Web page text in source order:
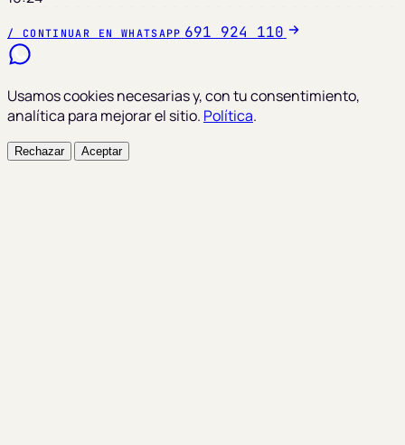
/ CONTINUAR EN WHATSAPP 691 924 110
Usamos cookies necesarias y, con tu consentimiento,
analítica para mejorar el sitio. Política.
Rechazar Aceptar